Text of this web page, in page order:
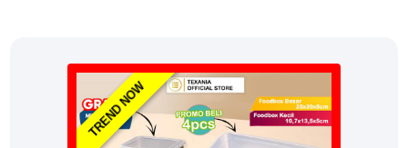
TREND NOW